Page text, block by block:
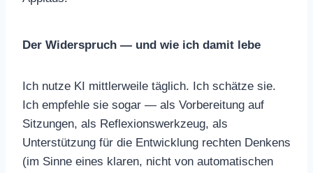
Der Widerspruch — und wie ich damit lebe
Ich nutze KI mittlerweile täglich. Ich schätze sie.
Ich empfehle sie sogar — als Vorbereitung auf
Sitzungen, als Reflexionswerkzeug, als
Unterstützung für die Entwicklung rechten Denkens
(im Sinne eines klaren, nicht von automatischen